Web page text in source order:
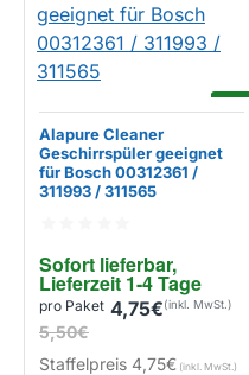
Sofort lieferbar,
Lieferzeit 1-4 Tage
Alapure Cleaner
Geschirrspüler geeignet
für Bosch 00312361 /
311993 / 311565
4,75€
5,50€
pro Paket
Staffelpreis 4,75€